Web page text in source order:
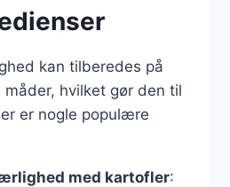
kan tilberedes på
måder, hvilket gør den til
er nogle populære
med kartofler: